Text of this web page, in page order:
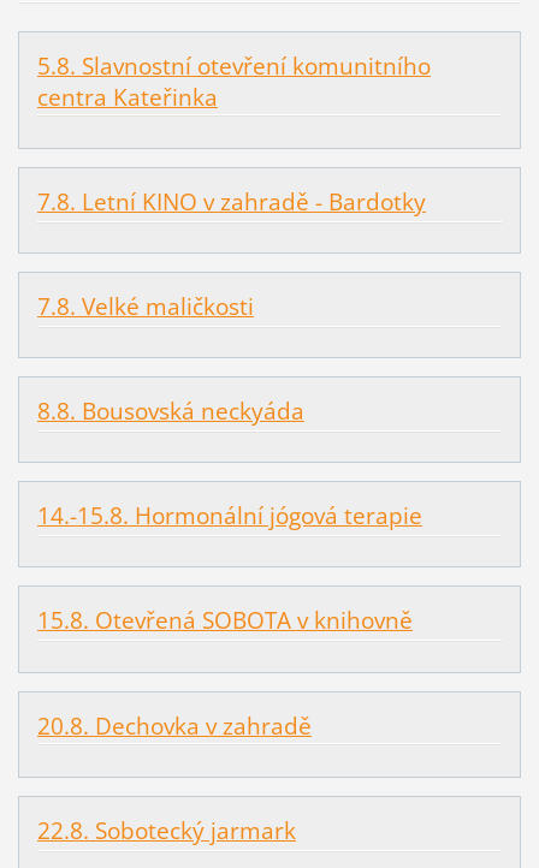
5.8. Slavnostní otevření komunitního
centra Kateřinka
7.8. Letní KINO v zahradě - Bardotky
7.8. Velké maličkosti
8.8. Bousovská neckyáda
14.-15.8. Hormonální jógová terapie
15.8. Otevřená SOBOTA v knihovně
20.8. Dechovka v zahradě
22.8. Sobotecký jarmark